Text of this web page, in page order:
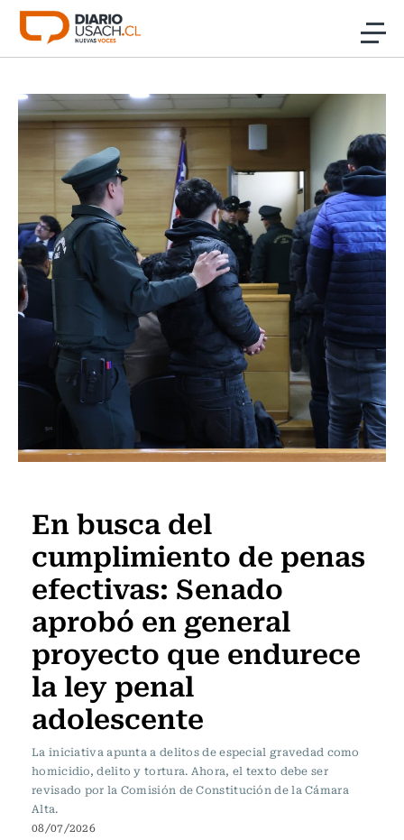
Click acá para ir directamente al contenido
Investigación
Cultura
Programas Radio y TV Usach
En busca del
cumplimiento de penas
efectivas: Senado
aprobó en general
proyecto que endurece
la ley penal
adolescente
La iniciativa apunta a delitos de especial gravedad como
homicidio, delito y tortura. Ahora, el texto debe ser
revisado por la Comisión de Constitución de la Cámara
Alta.
08/07/2026